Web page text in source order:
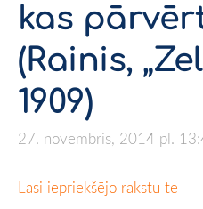
kas
(Rainis,
1909)
27. novembris, 2014 pl.
Lasi iepriekšējo rakstu te